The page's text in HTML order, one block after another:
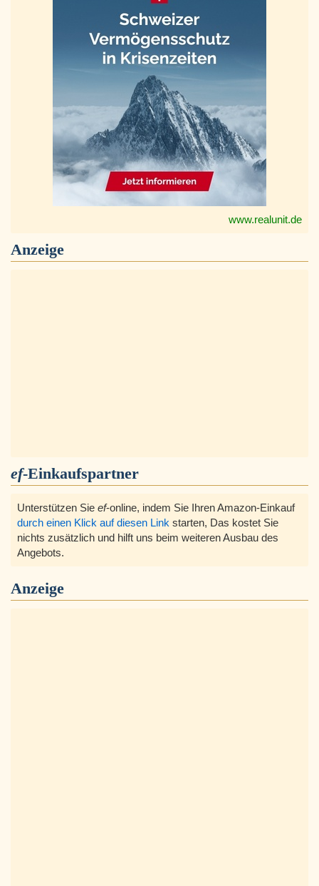
www.realunit.de
Anzeige
ef-Einkaufspartner
Unterstützen Sie ef-online, indem Sie Ihren Amazon-Einkauf
durch einen Klick auf diesen Link starten, Das kostet Sie
nichts zusätzlich und hilft uns beim weiteren Ausbau des
Angebots.
Anzeige